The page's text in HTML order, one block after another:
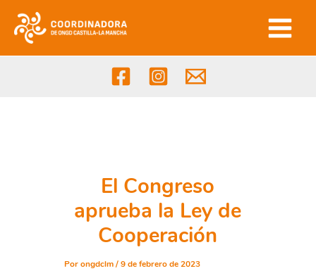
contenido
El Congreso
aprueba la Ley de
Cooperación
Porongdclm/9 de febrero de 2023